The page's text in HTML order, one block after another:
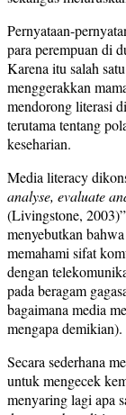
Pernyataan-
para perempuan di
Karena itu salah
menggerakkan
mendorong literasi
terutama tentang
keseharian.
Media literacy
analyse, evaluate
(Livingstone,
menyebutkan
memahami sifat
dengan
pada beragam
bagaimana media
mengapa demikian).
Secara sederhana
untuk mengecek
menyaring lagi apa